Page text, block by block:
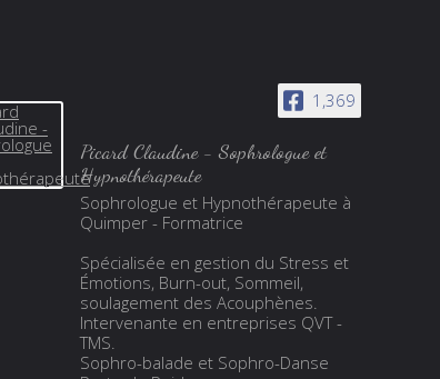
1,369
Picard Claudine - Sophrologue et
Hypnothérapeute
Sophrologue et Hypnothérapeute à
Quimper - Formatrice
Spécialisée en gestion du Stress et
Émotions, Burn-out, Sommeil,
soulagement des Acouphènes.
Intervenante en entreprises QVT -
TMS.
Sophro-balade et Sophro-Danse